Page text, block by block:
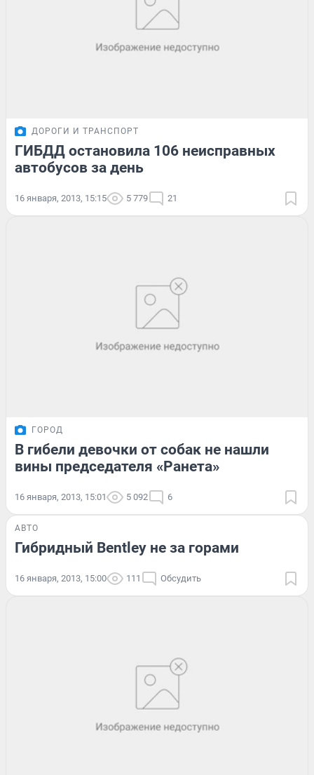
ДОРОГИ И ТРАНСПОРТ
ГИБДД остановила 106 неисправных
автобусов за день
16 января, 2013, 15:15 5 779 21
ГОРОД
В гибели девочки от собак не нашли
вины председателя «Ранета»
16 января, 2013, 15:01 5 092 6
АВТО
Гибридный Bentley не за горами
16 января, 2013, 15:00 111 Обсудить